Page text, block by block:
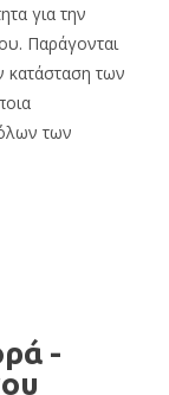
για την
Παράγονται
κατάσταση των
των
-